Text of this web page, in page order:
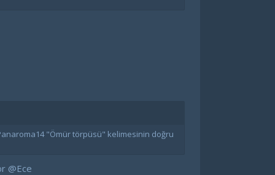
"Ömür törpüsü" kelimesinin doğru
@Ece